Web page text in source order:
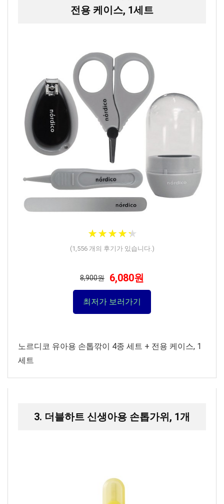
전용 케이스, 1세트
★★★★★
★★★★★
(1,556개의 후기가 있습니다.)
8,900원 6,080원
최저가 보러가기
노르디코 유아용 손톱깎이 4종 세트 + 전용 케이스, 1
세트
3. 더블하트 신생아용 손톱가위, 1개